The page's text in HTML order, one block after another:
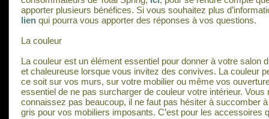
apporter plusieurs bénéfices. Si vous souhaitez plus
lien qui pourra vous apporter des réponses à vos questions.
La couleur
La couleur est un élément essentiel pour donner à votre salon
et chaleureuse lorsque vous invitez des convives. La couleur
ce soit sur vos murs, sur votre mobilier ou même vos
essentiel de ne pas surcharger de couleur votre intérieur.
connaissez pas beaucoup, il ne faut pas hésiter à succomber
gris pour vos mobiliers imposants. C’est pour les accessoires